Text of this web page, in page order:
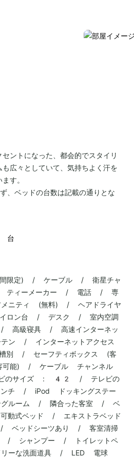
ントになった、都会的でスタイリ
広々としていて、気持ちよく汗を
す。
、ベッドの台数は記載の通りとな
台
間限定) / ケーブル / 衛星チャ
ィーメーカー / 電話 / 専
ニティ (無料) / ヘアドライヤ
ン台 / デスク / 室内空調
級寝具 / 高速インターネッ
ン / インターネットアクセス
別 / セーフティボックス (客
容可能) / ケーブル チャンネル
のサイズ : 42 / テレビの
チ / iPod ドッキングステー
グルーム / 隣合った客室 / ベ
式ベッド / エキストラベッド
ッドシーツあり / 客室清掃
/ シャンプー / トイレットペ
ーな洗面道具 / LED 電球